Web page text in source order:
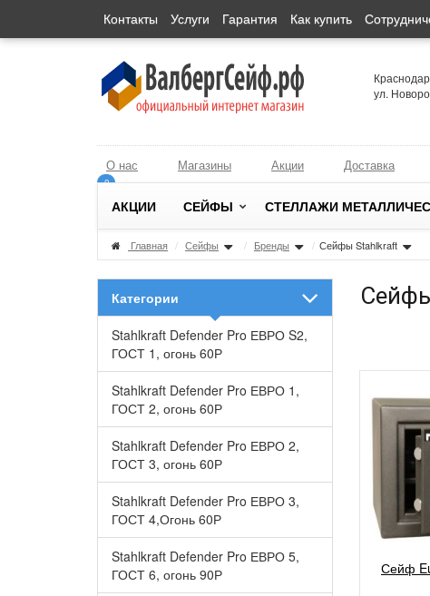
00
Контакты Услуги Гарантия Как купить
ул.
О нас Магазины Акции Доставка
АКЦИИ СЕЙФЫ СТЕЛЛАЖИ
Главная / Сейфы / Бренды / Сейфы Stahlkraft
Категории
Stahlkraft Defender Pro ЕВРО S2,
ГОСТ 1, огонь 60Р
Stahlkraft Defender Pro ЕВРО 1,
ГОСТ 2, огонь 60Р
Stahlkraft Defender Pro ЕВРО 2,
ГОСТ 3, огонь 60Р
Stahlkraft Defender Pro ЕВРО 3,
ГОСТ 4,Огонь 60Р
Stahlkraft Defender Pro ЕВРО 5,
ГОСТ 6, огонь 90Р
Сейф